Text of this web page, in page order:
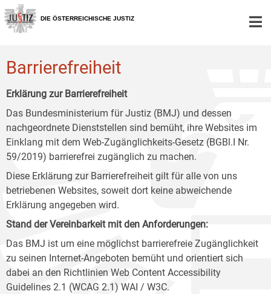
Zur
Hauptnavigation
[1]
Zum
Inhalt
[2]
Zum
Untermenü
[3]
DIE ÖSTERREICHISCHE JUSTIZ
Barrierefreiheit
Erklärung zur Barrierefreiheit
Das Bundesministerium für Justiz (BMJ) und dessen
nachgeordnete Dienststellen sind bemüht, ihre Websites im
Einklang mit dem Web-Zugänglichkeits-Gesetz (BGBl.I Nr.
59/2019) barrierefrei zugänglich zu machen.
Diese Erklärung zur Barrierefreiheit gilt für alle von uns
betriebenen Websites, soweit dort keine abweichende
Erklärung angegeben wird.
Stand der Vereinbarkeit mit den Anforderungen:
Das BMJ ist um eine möglichst barrierefreie Zugänglichkeit
zu seinen Internet-Angeboten bemüht und orientiert sich
dabei an den Richtlinien Web Content Accessibility
Guidelines 2.1 (WCAG 2.1) WAI / W3C.